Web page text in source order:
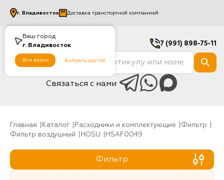
Ваш город
г. Владивосток
Все верно Выбрать другой
г. Владивосток Доставка транспортной компанией
7 (991) 898-75-11
Связаться с нами
Главная Каталог Расходники и комплектующие
фильтр
Фильтр воздушный
HOSU HSAF0049
Фильтр